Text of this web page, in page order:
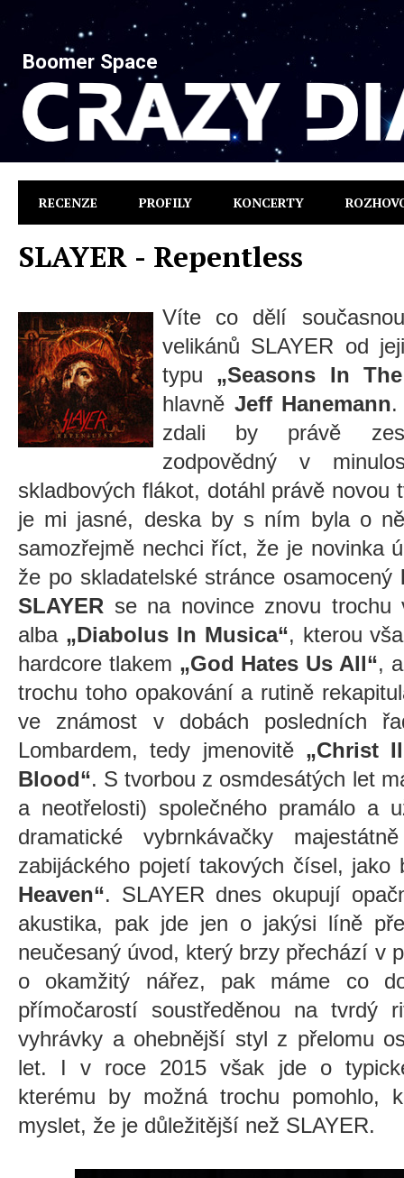
Boomer Space
RECENZE PROFILY KONCERTY
SLAYER - Repentless
Víte co dělí
velikánů SLAYER od
typu „Seasons In
hlavně Jeff Hanemann.
zdali by právě
zodpovědný v
skladbových flákot, dotáhl právě novou
je mi jasné, deska by s ním byla o
samozřejmě nechci říct, že je novinka
že po skladatelské stránce osamocený
SLAYER se na novince znovu trochu
alba „Diabolus In Musica“, kterou
hardcore tlakem „God Hates Us All“,
trochu toho opakování a rutině
ve známost v dobách posledních
Lombardem, tedy jmenovitě „Christ
Blood“. S tvorbou z osmdesátých let
a neotřelosti) společného pramálo a
dramatické vybrnkávačky
zabijáckého pojetí takových čísel,
Heaven“. SLAYER dnes okupují
akustika, pak jde jen o jakýsi líně
neučesaný úvod, který brzy přechází v
o okamžitý nářez, pak máme co
přímočarostí soustředěnou na tvrdý
vyhrávky a ohebnější styl z přelomu
let. I v roce 2015 však jde o
kterému by možná trochu pomohlo,
myslet, že je důležitější než SLAYER.